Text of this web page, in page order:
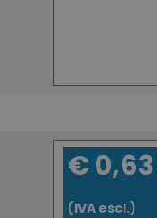
€ 0,63
(IVA escl.)